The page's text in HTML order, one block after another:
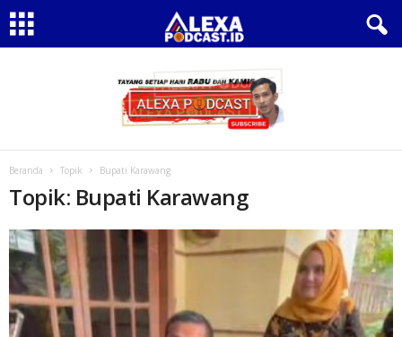
Beranda Topik Bupati Karawang
Topik: Bupati Karawang